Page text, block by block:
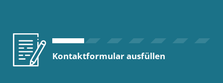
Kontaktformular ausfüllen